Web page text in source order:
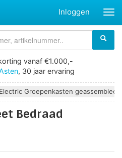
Inloggen
vanaf €1.000,-
, 30 jaar ervaring
Groepenkasten
Bedraad